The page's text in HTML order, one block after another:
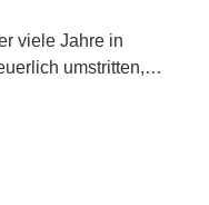
viele Jahre in
umstritten,…